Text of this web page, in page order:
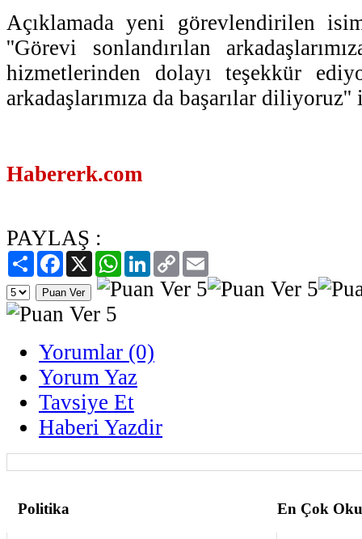
Açıklamada yeni görevlendirilen
''Görevi sonlandırılan
hizmetlerinden dolayı teşekkür
arkadaşlarımıza da başarılar diliyoruz''
Habererk.com
PAYLAŞ :
PaylaşFacebook
X WhatsAppLinkedIn
Copy
Link
Yorumlar (0)
Yorum Yaz
Tavsiye Et
Haberi Yazdir
Politika En Çok